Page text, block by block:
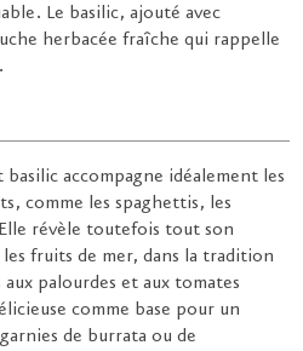
Le basilic, ajouté avec
herbacée fraîche qui rappelle
accompagne idéalement les
comme les spaghettis, les
révèle toutefois tout son
fruits de mer, dans la tradition
palourdes et aux tomates
comme base pour un
de burrata ou de